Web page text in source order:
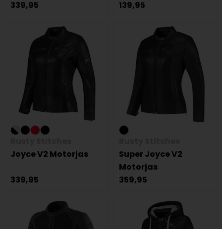
339,95 139,95
Joyce V2 Motorjas
339,95
Super Joyce V2
Motorjas
359,95